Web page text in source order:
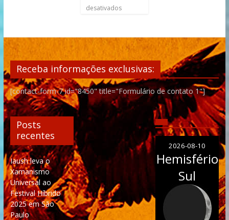
desativados
Receba informações exclusivas:
[contact-form-7 id="8450" title="Formulário de contato 1"]
Posts
recentes
Iaush leva o
Xamanismo
Universal ao
Festival Híbrido
2025 em São
Paulo
2026-08-10
Hemisfério
Sul